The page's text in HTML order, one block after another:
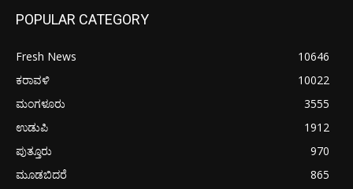
POPULAR CATEGORY
Fresh News
10646
ಕರಾವಳಿ
10022
ಮಂಗಳೂರು
3555
ಉಡುಪಿ
1912
ಪುತ್ತೂರು
970
ಮೂಡಬಿದರೆ
865